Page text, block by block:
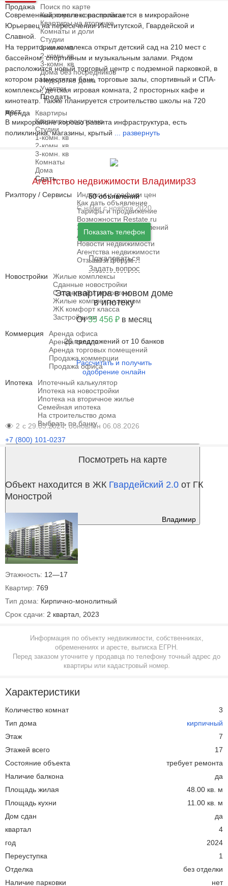
Продажа
Поиск по карте
Квартиры в новостройках
Квартиры на вторичке
Комнаты и доли
Студии
1-комн. кв
2-комн. кв
3-комн. кв
Дома без посредников
Недорогие дома
Участки
Продать
Аренда
Квартиры
Квартиры посуточно
Студии
1-комн. кв
2-комн. кв
3-комн. кв
Комнаты
Дома
Сдать
Риэлтору / Сервисы
Индексы и графики цен
Как дать объявление
Тарифы и продвижение
Возможности Restate.ru
Закрытая база объявлений
Архивные данные
Новости недвижимости
Агентства недвижимости
Отзывы и форум
Новостройки
Жилые комплексы
Сданные новостройки
С отделкой / ремонтом
Жилые комплексы эконом
ЖК комфорт класса
Застройщики
Коммерция
Аренда офиса
Аренда склада
Аренда торговых помещений
Продажа коммерции
Продажа офиса
Ипотека
Ипотечный калькулятор
Ипотека на новостройки
Ипотека на вторичное жилье
Семейная ипотека
На строительство дома
Выбрать по банку
+7 (800) 101-0237
Владимир
Современный комплекс располагается в микрорайоне
Юрьервец на пересечении Институтской, Гвардейской и
Славной.
На территории комплекса открыт детский сад на 210 мест с
бассейном, спортивным и музыкальным залами. Рядом
расположится новый торговый центр с подземной парковкой, в
котором разместятся банк, торговые залы, спортивный и СПА-
комплексы, детская игровая комната, 2 просторных кафе и
кинотеатр. Также планируется строительство школы на 720
мест.
В микрорайоне хорошо развита инфраструктура, есть
поликлиника, магазины, крытый
развернуть
Агентство недвижимости Владимир33
50 объявлений
С нами с ноября 2020
Показать телефон
Пожаловаться
Задать вопрос
Эта квартира в новом доме
в ипотеку
От35 456 ₽ в месяц
26 предложений от 10 банков
Рассчитать и получить
одобрение онлайн
2 с 29.03.2024, обновлён 06.08.2026
Посмотреть на карте
Объект находится в ЖК Гвардейский 2.0 от ГК
Монострой
Этажность: 12—17
Квартир: 769
Тип дома: Кирпично-монолитный
Срок сдачи: 2 квартал, 2023
Информация по объекту недвижимости, собственниках,
обременениях и аресте, выписка ЕГРН.
Перед заказом уточните у продавца по телефону точный адрес до
квартиры или кадастровый номер.
Характеристики
Количество комнат
3
Тип дома
кирпичный
Этаж
7
Этажей всего
17
Состояние объекта
требует ремонта
Наличие балкона
да
Площадь жилая
48.00 кв. м
Площадь кухни
11.00 кв. м
Дом сдан
да
квартал
4
год
2024
Переуступка
1
Отделка
без отделки
Наличие парковки
нет